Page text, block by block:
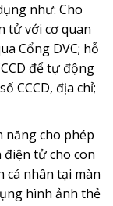
như: Cho
tử với cơ quan
Cổng DVC; hỗ
để tự động
CCCD, địa chỉ;
năng cho phép
tử cho con
cá nhân tại màn
hình ảnh thẻ